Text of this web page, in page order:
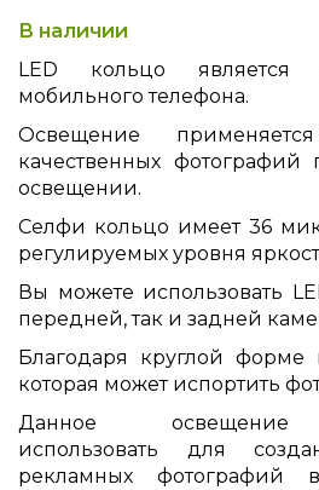
beginning
the
images
gallery
В наличии
LED кольцо является
мобильного телефона.
Освещение
качественных фотографий
освещении.
Селфи кольцо имеет 36
регулируемых уровня
Вы можете использовать
передней, так и задней
Благодаря круглой форме
которая может испортить
Данное освещение
использовать для
рекламных фотографий